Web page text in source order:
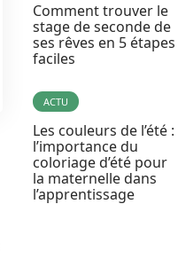
Comment trouver le
stage de seconde de
ses rêves en 5 étapes
faciles
ACTU
Les couleurs de l’été :
l’importance du
coloriage d’été pour
la maternelle dans
l’apprentissage